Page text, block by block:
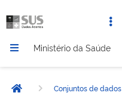
Ministério da Saúde
Página inicialConjuntos de dados